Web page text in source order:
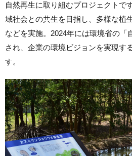
自然再生に取り組むプロジェクトで
域社会との共生を目指し、多様な植
などを実施。2024年には環境省の「
され、企業の環境ビジョンを実現す
す。